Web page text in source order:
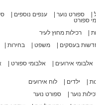
ספורט נוער ענפים נוספים
ספורט
רכילות מחוץ לעיר
בעסקים משפט בחירות
אלבומי אירועים אלבומי ספורט
ילדים לוח אירועים
נוער ספורט נוער